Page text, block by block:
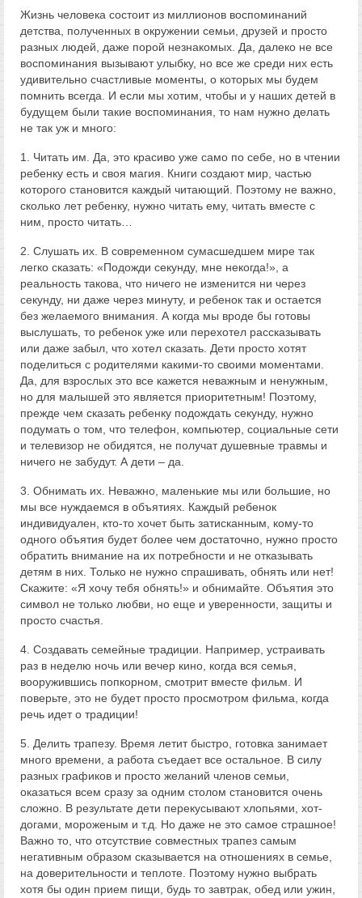
Жизнь человека состоит из миллионов воспоминаний
детства, полученных в окружении семьи, друзей и просто
разных людей, даже порой незнакомых. Да, далеко не все
воспоминания вызывают улыбку, но все же среди них есть
удивительно счастливые моменты, о которых мы будем
помнить всегда. И если мы хотим, чтобы и у наших детей в
будущем были такие воспоминания, то нам нужно делать
не так уж и много:
1. Читать им. Да, это красиво уже само по себе, но в чтении
ребенку есть и своя магия. Книги создают мир, частью
которого становится каждый читающий. Поэтому не важно,
сколько лет ребенку, нужно читать ему, читать вместе с
ним, просто читать…
2. Слушать их. В современном сумасшедшем мире так
легко сказать: «Подожди секунду, мне некогда!», а
реальность такова, что ничего не изменится ни через
секунду, ни даже через минуту, и ребенок так и остается
без желаемого внимания. А когда мы вроде бы готовы
выслушать, то ребенок уже или перехотел рассказывать
или даже забыл, что хотел сказать. Дети просто хотят
поделиться с родителями какими-то своими моментами.
Да, для взрослых это все кажется неважным и ненужным,
но для малышей это является приоритетным! Поэтому,
прежде чем сказать ребенку подождать секунду, нужно
подумать о том, что телефон, компьютер, социальные сети
и телевизор не обидятся, не получат душевные травмы и
ничего не забудут. А дети – да.
3. Обнимать их. Неважно, маленькие мы или большие, но
мы все нуждаемся в объятиях. Каждый ребенок
индивидуален, кто-то хочет быть затисканным, кому-то
одного объятия будет более чем достаточно, нужно просто
обратить внимание на их потребности и не отказывать
детям в них. Только не нужно спрашивать, обнять или нет!
Скажите: «Я хочу тебя обнять!» и обнимайте. Объятия это
символ не только любви, но еще и уверенности, защиты и
просто счастья.
4. Создавать семейные традиции. Например, устраивать
раз в неделю ночь или вечер кино, когда вся семья,
вооружившись попкорном, смотрит вместе фильм. И
поверьте, это не будет просто просмотром фильма, когда
речь идет о традиции!
5. Делить трапезу. Время летит быстро, готовка занимает
много времени, а работа съедает все остальное. В силу
разных графиков и просто желаний членов семьи,
оказаться всем сразу за одним столом становится очень
сложно. В результате дети перекусывают хлопьями, хот-
догами, мороженым и т.д. Но даже не это самое страшное!
Важно то, что отсутствие совместных трапез самым
негативным образом сказывается на отношениях в семье,
на доверительности и теплоте. Поэтому нужно выбрать
хотя бы один прием пищи, будь то завтрак, обед или ужин,